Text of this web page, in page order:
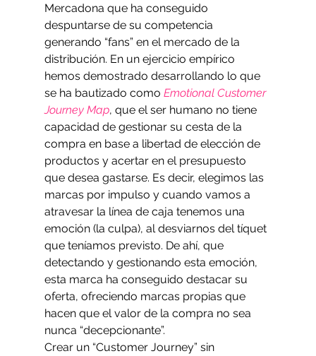
Mercadona que ha conseguido
despuntarse de su competencia
generando “fans” en el mercado de la
distribución. En un ejercicio empírico
hemos demostrado desarrollando lo que
se ha bautizado como Emotional Customer
Journey Map, que el ser humano no tiene
capacidad de gestionar su cesta de la
compra en base a libertad de elección de
productos y acertar en el presupuesto
que desea gastarse. Es decir, elegimos las
marcas por impulso y cuando vamos a
atravesar la línea de caja tenemos una
emoción (la culpa), al desviarnos del tíquet
que teníamos previsto. De ahí, que
detectando y gestionando esta emoción,
esta marca ha conseguido destacar su
oferta, ofreciendo marcas propias que
hacen que el valor de la compra no sea
nunca “decepcionante”.
Crear un “Customer Journey” sin